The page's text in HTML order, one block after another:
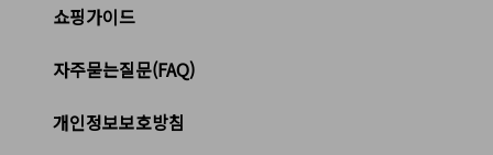
쇼핑가이드
자주묻는질문(FAQ)
개인정보보호방침